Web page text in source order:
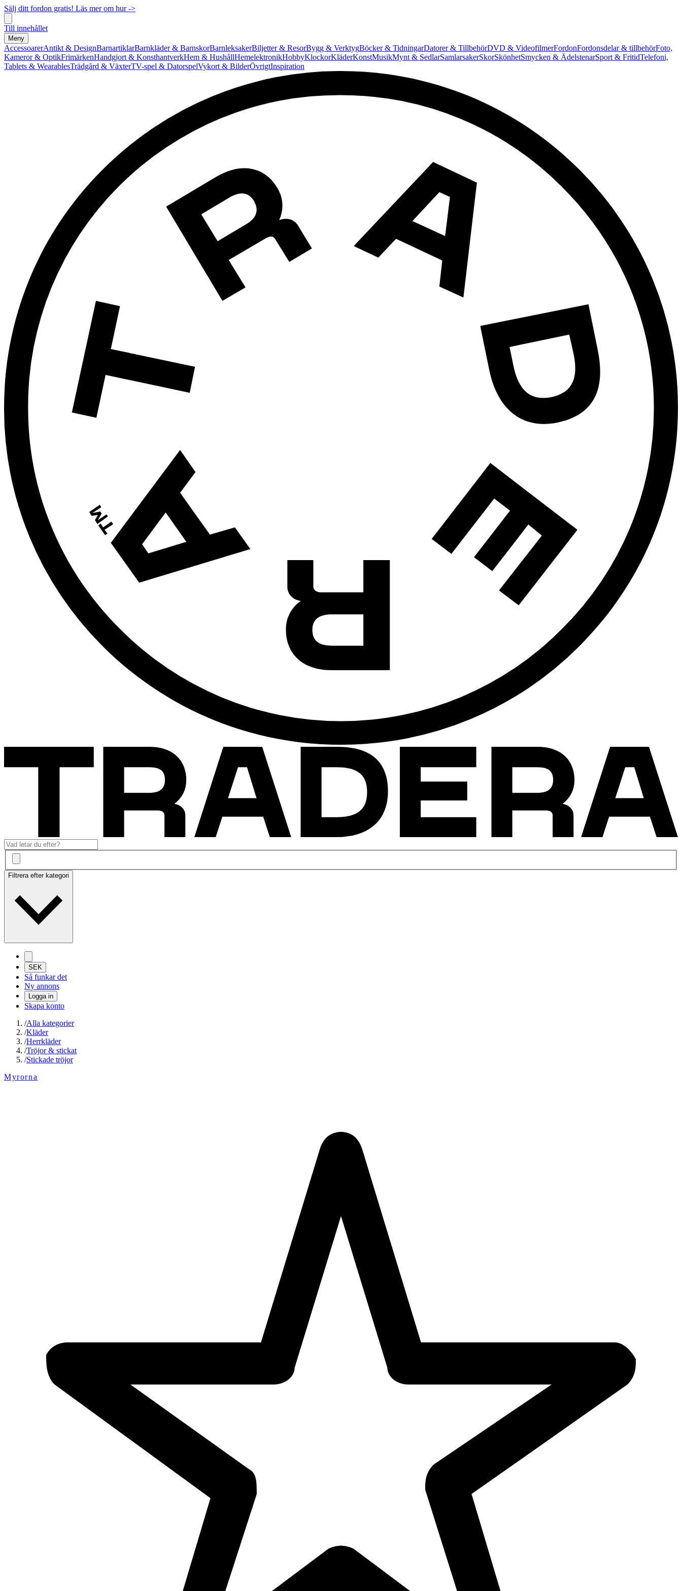
Sälj ditt fordon gratis! Läs mer om hur ->
Till innehållet
Meny
AccessoarerAntikt & DesignBarnartiklarBarnkläder & BarnskorBarnleksakerBiljetter & ResorBygg & VerktygBöcker & TidningarDatorer & TillbehörDVD & VideofilmerFordonFordonsdelar & tillbehörFoto,
Kameror & OptikFrimärkenHandgjort & KonsthantverkHem & HushållHemelektronikHobbyKlockorKläderKonstMusikMynt & SedlarSamlarsakerSkorSkönhetSmycken & ÄdelstenarSport & FritidTelefoni,
Tablets & WearablesTrädgård & VäxterTV-spel & DatorspelVykort & BilderÖvrigtInspiration
Filtrera efter kategori
SEK
Så funkar det
Ny annons
Logga in
Skapa konto
/Alla kategorier
/Kläder
/Herrkläder
/Tröjor & stickat
/Stickade tröjor
Myrorna